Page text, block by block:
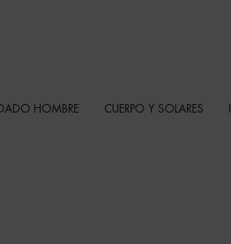
HOMBRE CUERPO Y SOLARES